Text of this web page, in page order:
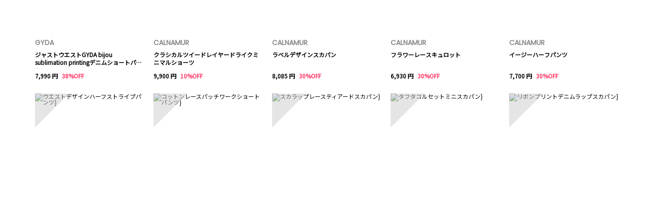
GYDA
ジャストウエストGYDA bijou
sublimation printingデニムショートパン
ツ
7,990 円 38%OFF
CALNAMUR
クラシカルツイードレイヤードライクミ
ニマルショーツ
9,900 円 10%OFF
CALNAMUR
ラベルデザインスカパン
8,085 円 30%OFF
CALNAMUR
フラワーレースキュロット
6,930 円 30%OFF
CALNAMUR
イージーハーフパンツ
7,700 円 30%OFF